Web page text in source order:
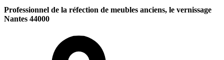
Professionnel de la réfection de meubles anciens, le vernissage
Nantes 44000